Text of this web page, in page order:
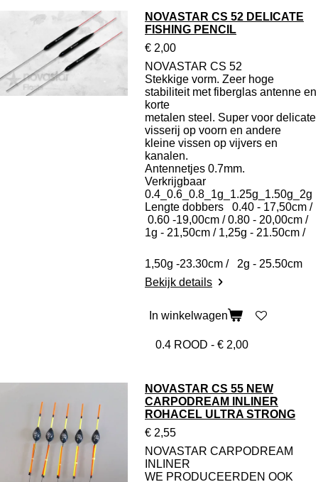
NOVASTAR CS 52 DELICATE
FISHING PENCIL
€ 2,00
NOVASTAR CS 52
Stekkige vorm. Zeer hoge
stabiliteit met fiberglas antenne en
korte
metalen steel. Super voor delicate
visserij op voorn en andere
kleine vissen op vijvers en
kanalen.
Antennetjes 0.7mm.
Verkrijgbaar
0.4_0.6_0.8_1g_1.25g_1.50g_2g
Lengte dobbers 0.40 - 17,50cm /
0.60 -19,00cm / 0.80 - 20,00cm /
1g - 21,50cm / 1,25g - 21.50cm /
1,50g -23.30cm / 2g - 25.50cm
Bekijk details
In winkelwagen
NOVASTAR CS 55 NEW
CARPODREAM INLINER
ROHACEL ULTRA STRONG
€ 2,55
NOVASTAR CARPODREAM
INLINER
WE PRODUCEERDEN OOK